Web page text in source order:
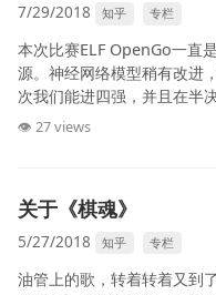
7/29/2018 知乎 专栏
本次比赛ELF OpenGo一直
源。神经网络模型稍有改进
次我们能进四强，并且在半
👁 27 views
关于《棋魂》
5/27/2018 知乎 专栏
油管上的歌，转着转着又到